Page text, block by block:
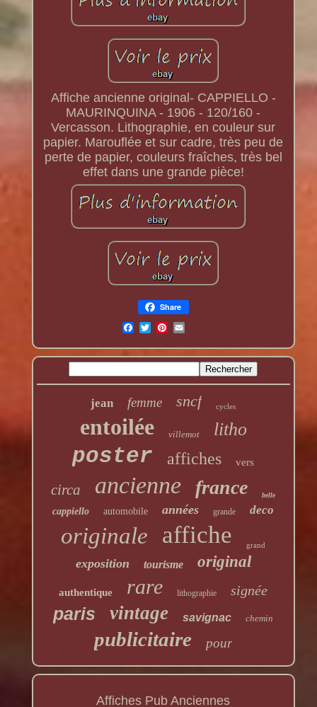
Affiche ancienne original- CAPPIELLO -
MAURINQUINA - 1906 - 120/160 -
Vercasson. Lithographie, en couleur sur
papier. Marouflée et sur cadre, très peu de
perte de papier, couleurs fraîches, très bel
effet dans une grande pièce!
Share
jean femme sncf cycles
entoilée villemot litho
poster affiches vers
circa ancienne france belle
cappiello automobile années grande deco
originale affiche grand
exposition tourisme original
authentique rare lithographie signée
paris vintage savignac chemin
publicitaire pour
Affiches Pub Anciennes